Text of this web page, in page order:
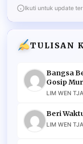
Ikuti untuk update
TULISAN
Bangsa
Gosip
LIM WEN
Beri
LIM WEN